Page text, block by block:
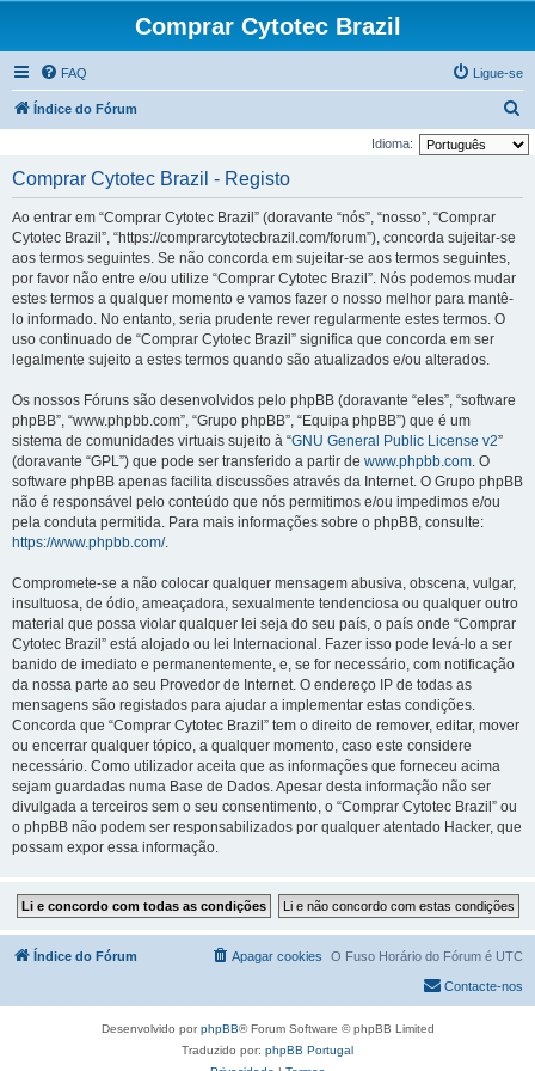
Comprar Cytotec Brazil
FAQ Ligue-se
Índice do Fórum
e
Idioma:
Comprar Cytotec Brazil - Registo
Ao entrar em “Comprar Cytotec Brazil” (doravante “nós”, “nosso”, “Comprar
Cytotec Brazil”, “https://comprarcytotecbrazil.com/forum”), concorda sujeitar-se
aos termos seguintes. Se não concorda em sujeitar-se aos termos seguintes,
por favor não entre e/ou utilize “Comprar Cytotec Brazil”. Nós podemos mudar
estes termos a qualquer momento e vamos fazer o nosso melhor para mantê-
lo informado. No entanto, seria prudente rever regularmente estes termos. O
uso continuado de “Comprar Cytotec Brazil” significa que concorda em ser
legalmente sujeito a estes termos quando são atualizados e/ou alterados.
Os nossos Fóruns são desenvolvidos pelo phpBB (doravante “eles”, “software
phpBB”, “www.phpbb.com”, “Grupo phpBB”, “Equipa phpBB”) que é um
sistema de comunidades virtuais sujeito à “GNU General Public License v2”
(doravante “GPL”) que pode ser transferido a partir de www.phpbb.com. O
software phpBB apenas facilita discussões através da Internet. O Grupo phpBB
não é responsável pelo conteúdo que nós permitimos e/ou impedimos e/ou
pela conduta permitida. Para mais informações sobre o phpBB, consulte:
https://www.phpbb.com/.
Compromete-se a não colocar qualquer mensagem abusiva, obscena, vulgar,
insultuosa, de ódio, ameaçadora, sexualmente tendenciosa ou qualquer outro
material que possa violar qualquer lei seja do seu país, o país onde “Comprar
Cytotec Brazil” está alojado ou lei Internacional. Fazer isso pode levá-lo a ser
banido de imediato e permanentemente, e, se for necessário, com notificação
da nossa parte ao seu Provedor de Internet. O endereço IP de todas as
mensagens são registados para ajudar a implementar estas condições.
Concorda que “Comprar Cytotec Brazil” tem o direito de remover, editar, mover
ou encerrar qualquer tópico, a qualquer momento, caso este considere
necessário. Como utilizador aceita que as informações que forneceu acima
sejam guardadas numa Base de Dados. Apesar desta informação não ser
divulgada a terceiros sem o seu consentimento, o “Comprar Cytotec Brazil” ou
o phpBB não podem ser responsabilizados por qualquer atentado Hacker, que
possam expor essa informação.
Índice do Fórum O Fuso Horário do Fórum é UTC
Apagar cookies
Contacte-nos
Desenvolvido porphpBB® Forum Software © phpBB Limited
Traduzido por: phpBB Portugal